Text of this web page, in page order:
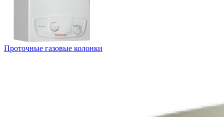
Проточные газовые колонки